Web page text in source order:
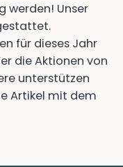
werden! Unser
für dieses Jahr
die Aktionen von
unterstützen
Artikel mit dem